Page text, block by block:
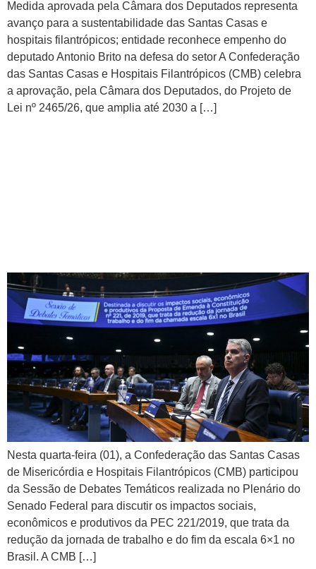
Medida aprovada pela Câmara dos Deputados representa
avanço para a sustentabilidade das Santas Casas e
hospitais filantrópicos; entidade reconhece empenho do
deputado Antonio Brito na defesa do setor A Confederação
das Santas Casas e Hospitais Filantrópicos (CMB) celebra
a aprovação, pela Câmara dos Deputados, do Projeto de
Lei nº 2465/26, que amplia até 2030 a […]
Nesta quarta-feira (01), a Confederação das Santas Casas
de Misericórdia e Hospitais Filantrópicos (CMB) participou
da Sessão de Debates Temáticos realizada no Plenário do
Senado Federal para discutir os impactos sociais,
econômicos e produtivos da PEC 221/2019, que trata da
redução da jornada de trabalho e do fim da escala 6×1 no
Brasil. A CMB […]